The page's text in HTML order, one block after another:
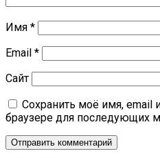
Имя *
Email *
Сайт
Сохранить моё имя, email
браузере для последующих